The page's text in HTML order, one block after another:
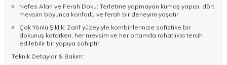
Nefes Alan ve Ferah Doku: Terletme yapmayan kumaş yapısı, dört
mevsim boyunca konforlu ve ferah bir deneyim yaşatır.
Çok Yönlü Şıklık: Zarif yüzeyiyle kombinlerinize sofistike bir
dokunuş katarken, her mevsim ve her ortamda rahatlıkla tercih
edilebilir bir yapıya sahiptir.
Teknik Detaylar & Bakım: